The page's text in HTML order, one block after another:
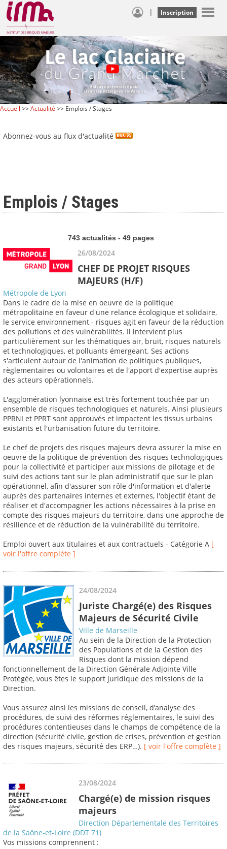
| Inscription
Accueil >>Actualité >> Emplois / Stages
Abonnez-vous au flux d'actualité
Emplois / Stages
743 actualités - 49 pages
26/08/2024
CHEF DE PROJET RISQUES
MAJEURS (H/F)
Métropole de Lyon
Dans le cadre de la mise en oeuvre de la politique
métropolitaine en faveur d'une relance écologique et solidaire,
le service environnement - risques agit en faveur de la réduction
des pollutions et des vulnérabilités. Il intervient plus
particulièrement sur les thématiques air, bruit, risques naturels
et technologiques, et polluants émergeant. Ses actions
s'articulent autour de l'animation de politiques publiques,
règlementaires ou volontaires et de l'apport d'expertise auprès
des acteurs opérationnels.
L'agglomération lyonnaise est très fortement touchée par un
ensemble de risques technologiques et naturels. Ainsi plusieurs
PPRNI et PPRT sont approuvés et impactent les tissus urbains
existants et l'urbanisation future du territoire.
Le chef de projets des risques majeurs devra assurer la mise en
oeuvre de la politique de prévention des risques technologiques
pour la collectivité et participer aux missions de pilotage et de
suivi des actions tant sur le plan administratif que sur le plan
opérationnel, afin d'assurer son rôle d'information et d'alerte
auprès des partenaires internes et externes, l'objectif étant de
réaliser et d'accompagner les actions nécessaires à la prise en
compte des risques majeurs du territoire, dans une approche de
résilience et de réduction de la vulnérabilité du territoire.
Emploi ouvert aux titulaires et aux contractuels - Catégorie A [
voir l'offre complète ]
24/08/2024
Juriste Chargé(e) des Risques
Majeurs de Sécurité Civile
Ville de Marseille
Au sein de la Direction de la Protection
des Populations et de la Gestion des
Risques dont la mission dépend
fonctionnellement de la Direction Générale Adjointe Ville
Protégée, vous êtes le support juridique des missions de la
Direction.
Vous assurez ainsi les missions de conseil, d’analyse des
procédures, de suivi des réformes réglementaires, le suivi des
procédures contentieuses dans le champs de compétence de la
direction (sécurité civile, gestion de crises, prévention et gestion
des risques majeurs, sécurité des ERP…). [ voir l'offre complète ]
23/08/2024
Chargé(e) de mission risques
majeurs
Direction Départementale des Territoires
de la Saône-et-Loire (DDT 71)
Vos missions comprennent :